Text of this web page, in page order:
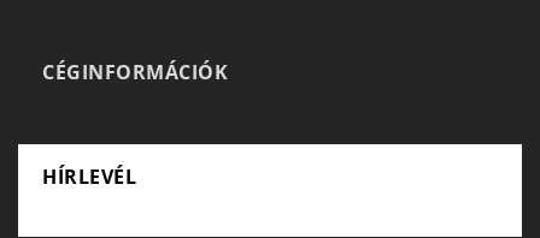
CÉGINFORMÁCIÓK
HÍRLEVÉL